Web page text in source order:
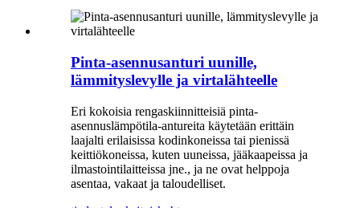
Pinta-asennusanturi uunille,
lämmityslevylle ja virtalähteelle
Eri kokoisia rengaskiinnitteisiä pinta-
asennuslämpötila-antureita käytetään erittäin
laajalti erilaisissa kodinkoneissa tai pienissä
keittiökoneissa, kuten uuneissa, jääkaapeissa ja
ilmastointilaitteissa jne., ja ne ovat helppoja
asentaa, vakaat ja taloudelliset.